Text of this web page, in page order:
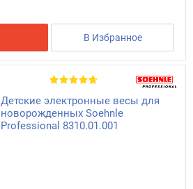
В Избранное
Детские электронные весы для
новорожденных Soehnle
Professional 8310.01.001